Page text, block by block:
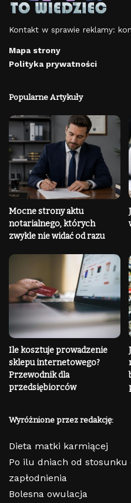
Kontakt w sprawie reklamy:
Mapa strony
Polityka prywatności
Popularne Artykuły
Mocne strony aktu
notarialnego, których
zwykle nie widać od razu
Ile kosztuje prowadzenie
sklepu internetowego?
Przewodnik dla
przedsiębiorców
Wyróżnione przez redakcję:
Dieta matki karmiącej
Po ilu dniach od stosunku
zapłodnienia
Bolesna owulacja